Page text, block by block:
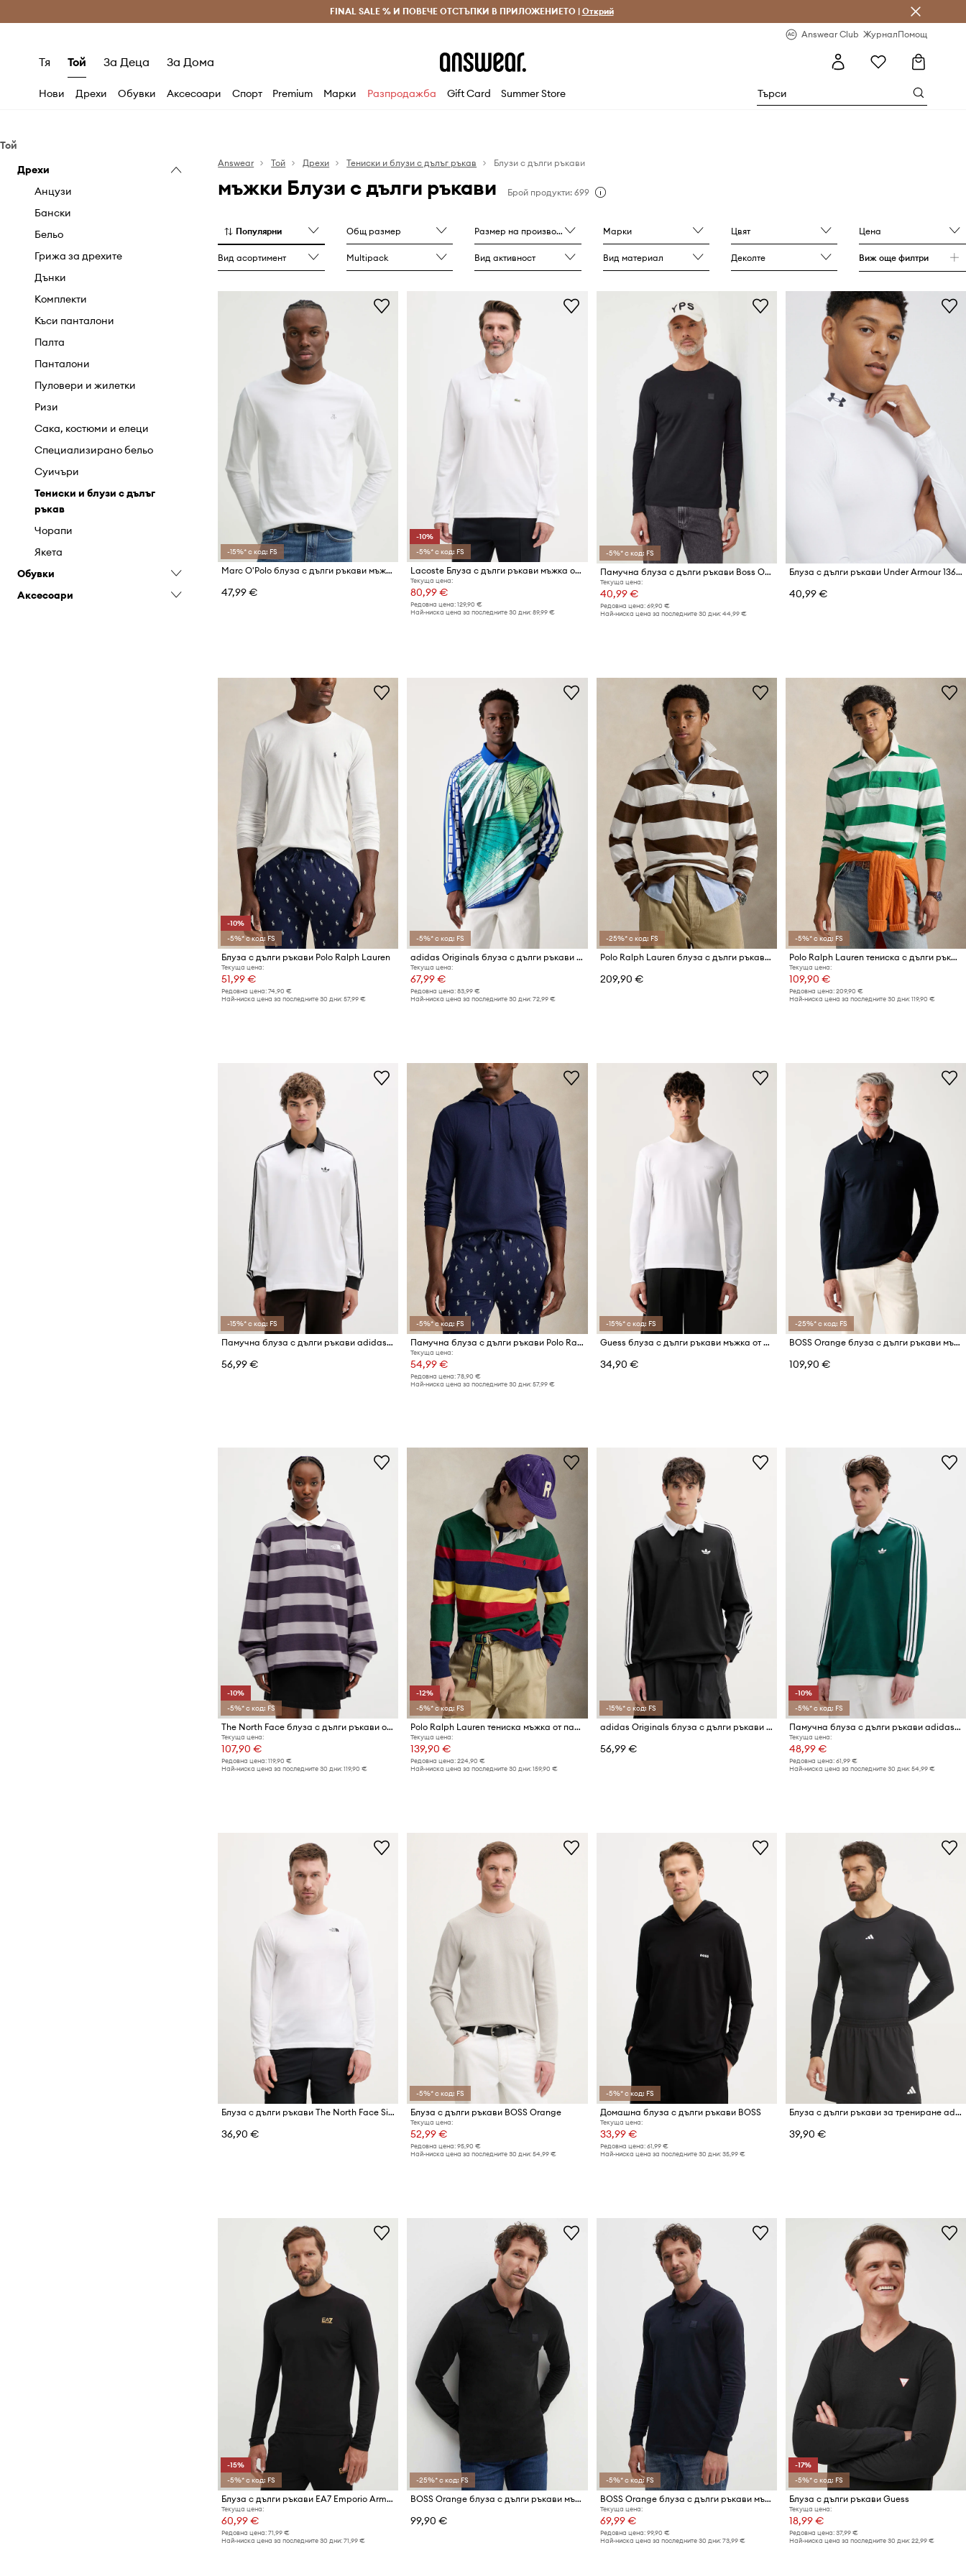
Безплатни доставка и връщане за поръчки над 70 EUR Доставка 1-5 дни
FINAL SALE % И ПОВЕЧЕ ОТСТЪПКИ В ПРИЛОЖЕНИЕТО | Открий
Answear Club ЖурналПомощ
Тя Той За Деца За Дома
Нови Дрехи Обувки Аксесоари Спорт Premium Марки Разпродажба Gift Card Summer Store
Той
Дрехи
Анцузи
Бански
Бельо
Грижа за дрехите
Дънки
Комплекти
Къси панталони
Палта
Панталони
Пуловери и жилетки
Ризи
Сака, костюми и елеци
Специализирано бельо
Суичъри
Тениски и блузи с дълъг
ръкав
Чорапи
Якета
Обувки
Апрески
Аксесоари
Answear Той Дрехи Тениски и блузи с дълъг ръкав Блузи с дълги ръкави
мъжки Блузи с дълги ръкави Брой продукти: 699
Популярни Общ размер Размер на производителя Марки Цвят Цена
Вид асортимент Multipack Вид активност Вид материал Деколте Виж още филтри
-15%* с код: FS
Marc O'Polo блуза с дълги ръкави мъжка от памук
47,99 €
-10%
-5%* с код: FS
Lacoste Блуза с дълги ръкави мъжка от памук
Текуща цена:
80,99 €
Редовна цена: 129,90 €
Най-ниска цена за последните 30 дни: 89,99 €
-5%* с код: FS
Памучна блуза с дълги ръкави Boss Orange Tacks
Текуща цена:
40,99 €
Редовна цена: 69,90 €
Най-ниска цена за последните 30 дни: 44,99 €
Блуза с дълги ръкави Under Armour 1369606
40,99 €
-10%
-5%* с код: FS
Блуза с дълги ръкави Polo Ralph Lauren
Текуща цена:
51,99 €
Редовна цена: 74,90 €
Най-ниска цена за последните 30 дни: 57,99 €
-5%* с код: FS
adidas Originals блуза с дълги ръкави мъжка
Текуща цена:
67,99 €
Редовна цена: 83,99 €
Най-ниска цена за последните 30 дни: 72,99 €
-25%* с код: FS
Polo Ralph Lauren блуза с дълги ръкави мъжка от памук
209,90 €
-5%* с код: FS
Polo Ralph Lauren тениска с дълги ръкави мъжки памучен
Текуща цена:
109,90 €
Редовна цена: 209,90 €
Най-ниска цена за последните 30 дни: 119,90 €
-15%* с код: FS
Памучна блуза с дълги ръкави adidas Originals
56,99 €
-5%* с код: FS
Памучна блуза с дълги ръкави Polo Ralph Lauren
Текуща цена:
54,99 €
Редовна цена: 78,90 €
Най-ниска цена за последните 30 дни: 57,99 €
-15%* с код: FS
Guess блуза с дълги ръкави мъжка от памук с еластан
34,90 €
-25%* с код: FS
BOSS Orange блуза с дълги ръкави мъжка от памук PasserfordLong
109,90 €
-10%
-5%* с код: FS
The North Face блуза с дълги ръкави от памук
Текуща цена:
107,90 €
Редовна цена: 119,90 €
Най-ниска цена за последните 30 дни: 119,90 €
-12%
-5%* с код: FS
Polo Ralph Lauren тениска мъжка от памук
Текуща цена:
139,90 €
Редовна цена: 224,90 €
Най-ниска цена за последните 30 дни: 159,90 €
-15%* с код: FS
adidas Originals блуза с дълги ръкави мъжка памучна
56,99 €
-10%
-5%* с код: FS
Памучна блуза с дълги ръкави adidas Originals
Текуща цена:
48,99 €
Редовна цена: 61,99 €
Най-ниска цена за последните 30 дни: 54,99 €
Блуза с дълги ръкави The North Face Simple Dome
36,90 €
-5%* с код: FS
Блуза с дълги ръкави BOSS Orange
Текуща цена:
52,99 €
Редовна цена: 95,90 €
Най-ниска цена за последните 30 дни: 54,99 €
-5%* с код: FS
Домашна блуза с дълги ръкави BOSS
Текуща цена:
33,99 €
Редовна цена: 61,99 €
Най-ниска цена за последните 30 дни: 35,99 €
Блуза с дълги ръкави за трениране adidas Performance Techfit
39,90 €
-15%
-5%* с код: FS
Блуза с дълги ръкави EA7 Emporio Armani
Текуща цена:
60,99 €
Редовна цена: 71,99 €
Най-ниска цена за последните 30 дни: 71,99 €
-25%* с код: FS
BOSS Orange блуза с дълги ръкави мъжка от памук с еластан Passerby
99,90 €
-5%* с код: FS
BOSS Orange блуза с дълги ръкави мъжка от памук с еластан Passerby
Текуща цена:
69,99 €
Редовна цена: 99,90 €
Най-ниска цена за последните 30 дни: 73,99 €
-17%
-5%* с код: FS
Блуза с дълги ръкави Guess
Текуща цена:
18,99 €
Редовна цена: 37,99 €
Най-ниска цена за последните 30 дни: 22,99 €